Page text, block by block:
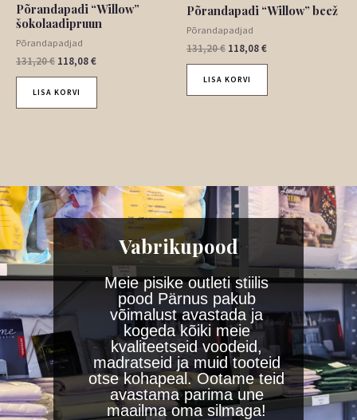
Põrandapadi “Willow”
šokolaadipruun
Põrandapadjad
131,20€ 118,08€
LISA KORVI
Põrandapadi “Willow” beež
Põrandapadjad
131,20€ 118,08€
LISA KORVI
Vabrikupood
Meie pisike outleti stiilis
pood Pärnus pakub
võimalust avastada ja
kogeda kõiki meie
kvaliteetseid voodeid,
madratseid ja muid tooteid
otse kohapeal. Ootame teid
avastama parima une
maailma oma silmaga!